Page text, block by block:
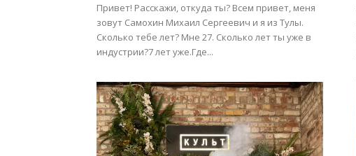
Привет! Расскажи, откуда ты? Всем привет, меня
зовут Самохин Михаил Сергеевич и я из Тулы.
Сколько тебе лет? Мне 27. Сколько лет ты уже в
индустрии?7 лет уже.Где...